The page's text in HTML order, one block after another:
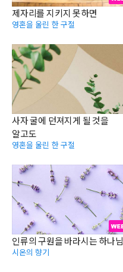
제자리를 지키지 못하면
영혼을 울린 한 구절
사자 굴에 던져지게 될 것을
알고도
영혼을 울린 한 구절
인류의 구원을 바라시는 하나님
시온의 향기